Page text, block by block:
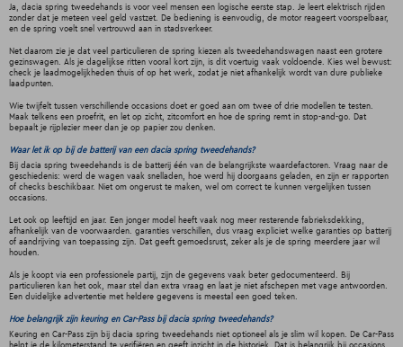
Ja, dacia spring tweedehands is voor veel mensen een logische eerste stap. Je leert elektrisch rijden
zonder dat je meteen veel geld vastzet. De bediening is eenvoudig, de motor reageert voorspelbaar,
en de spring voelt snel vertrouwd aan in stadsverkeer.
Net daarom zie je dat veel particulieren de spring kiezen als tweedehandswagen naast een grotere
gezinswagen. Als je dagelijkse ritten vooral kort zijn, is dit voertuig vaak voldoende. Kies wel bewust:
check je laadmogelijkheden thuis of op het werk, zodat je niet afhankelijk wordt van dure publieke
laadpunten.
Wie twijfelt tussen verschillende occasions doet er goed aan om twee of drie modellen te testen.
Maak telkens een proefrit, en let op zicht, zitcomfort en hoe de spring remt in stop-and-go. Dat
bepaalt je rijplezier meer dan je op papier zou denken.
Waar let ik op bij de batterij van een dacia spring tweedehands?
Bij dacia spring tweedehands is de batterij één van de belangrijkste waardefactoren. Vraag naar de
geschiedenis: werd de wagen vaak snelladen, hoe werd hij doorgaans geladen, en zijn er rapporten
of checks beschikbaar. Niet om ongerust te maken, wel om correct te kunnen vergelijken tussen
occasions.
Let ook op leeftijd en jaar. Een jonger model heeft vaak nog meer resterende fabrieksdekking,
afhankelijk van de voorwaarden. garanties verschillen, dus vraag expliciet welke garanties op batterij
of aandrijving van toepassing zijn. Dat geeft gemoedsrust, zeker als je de spring meerdere jaar wil
houden.
Als je koopt via een professionele partij, zijn de gegevens vaak beter gedocumenteerd. Bij
particulieren kan het ook, maar stel dan extra vraag en laat je niet afschepen met vage antwoorden.
Een duidelijke advertentie met heldere gegevens is meestal een goed teken.
Hoe belangrijk zijn keuring en Car-Pass bij dacia spring tweedehands?
Keuring en Car-Pass zijn bij dacia spring tweedehands niet optioneel als je slim wil kopen. De Car-Pass